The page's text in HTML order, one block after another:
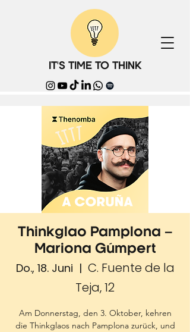
IT'S TIME TO THINK
Thinkglao Pamplona –
Mariona Gúmpert
Do., 18. Juni
  |
C. Fuente de la
Teja, 12
Am Donnerstag, den 3. Oktober, kehren
die Thinkglaos nach Pamplona zurück, und